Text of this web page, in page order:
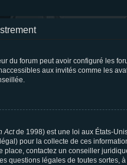
du forum peut avoir configuré les
aux invités comme les
Actde 1998) est une loi aux États-
pour la collecte de ces
place, contactez un conseiller
questions légales de toutes